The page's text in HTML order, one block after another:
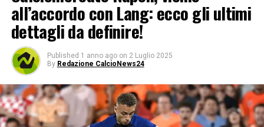
all’accordo con Lang: ecco gli ultimi
dettagli da definire!
Published 1 anno ago on 2 Luglio 2025
By Redazione CalcioNews24